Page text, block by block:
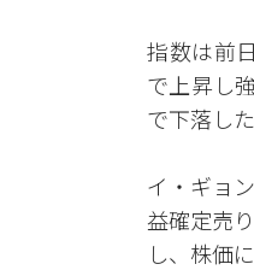
指数は前
で上昇し
で下落し
イ・ギョ
益確定売
し、株価